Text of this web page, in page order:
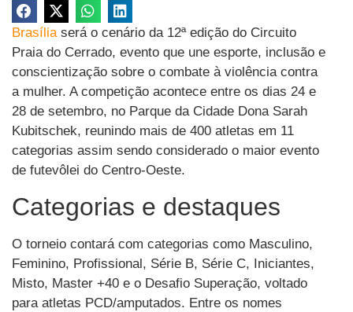
Brasíliaserá o cenário da 12ª edição do Circuito
Praia do Cerrado, evento que une esporte, inclusão e
conscientização sobre o combate à violência contra
a mulher. A competição acontece entre os dias 24 e
28 de setembro, no Parque da Cidade Dona Sarah
Kubitschek, reunindo mais de 400 atletas em 11
categorias assim sendo considerado o maior evento
de futevôlei do Centro-Oeste.
Categorias e destaques
O torneio contará com categorias como Masculino,
Feminino, Profissional, Série B, Série C, Iniciantes,
Misto, Master +40 e o Desafio Superação, voltado
para atletas PCD/amputados. Entre os nomes